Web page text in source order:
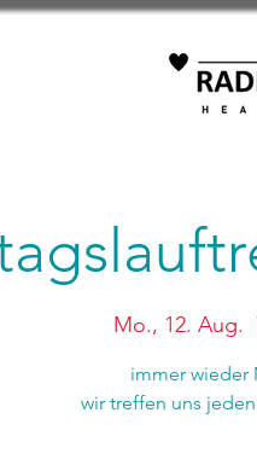
Mo., 12. Aug.
immer wieder
wir treffen uns